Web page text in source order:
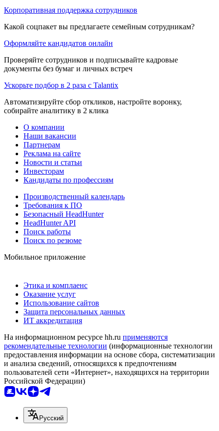
Корпоративная поддержка сотрудников
Какой соцпакет вы предлагаете семейным сотрудникам?
Оформляйте кандидатов онлайн
Проверяйте сотрудников и подписывайте кадровые
документы без бумаг и личных встреч
Ускорьте подбор в 2 раза с Talantix
Автоматизируйте сбор откликов, настройте воронку,
собирайте аналитику в 2 клика
О компании
Наши вакансии
Партнерам
Реклама на сайте
Новости и статьи
Инвесторам
Кандидаты по профессиям
Производственный календарь
Требования к ПО
Безопасный HeadHunter
HeadHunter API
Поиск работы
Поиск по резюме
Мобильное приложение
Этика и комплаенс
Оказание услуг
Использование сайтов
Защита персональных данных
ИТ аккредитация
На информационном ресурсе hh.ru применяются
рекомендательные технологии (информационные технологии
предоставления информации на основе сбора, систематизации
и анализа сведений, относящихся к предпочтениям
пользователей сети «Интернет», находящихся на территории
Российской Федерации)
Русский